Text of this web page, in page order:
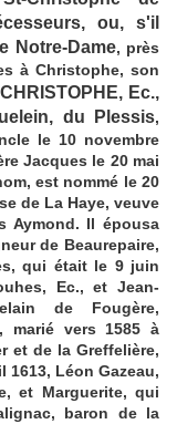
ou, s'il
Notre-Dame, près
à Christophe, son
CHRISTOPHE, Ec.,
du Plessis,
le 10 novembre
Jacques le 20 mai
est nommé le 20
de La Haye, veuve
Aymond. Il épousa
de Beaurepaire,
qui était le 9 juin
Ec., et Jean-
de Fougère,
marié vers 1585 à
et de la Greffelière,
Léon Gazeau,
et Marguerite, qui
baron de la